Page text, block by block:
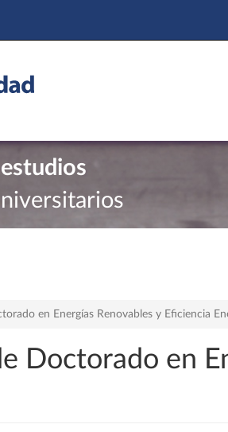
estudios
en Energías Renovables y Eficiencia
Doctorado en